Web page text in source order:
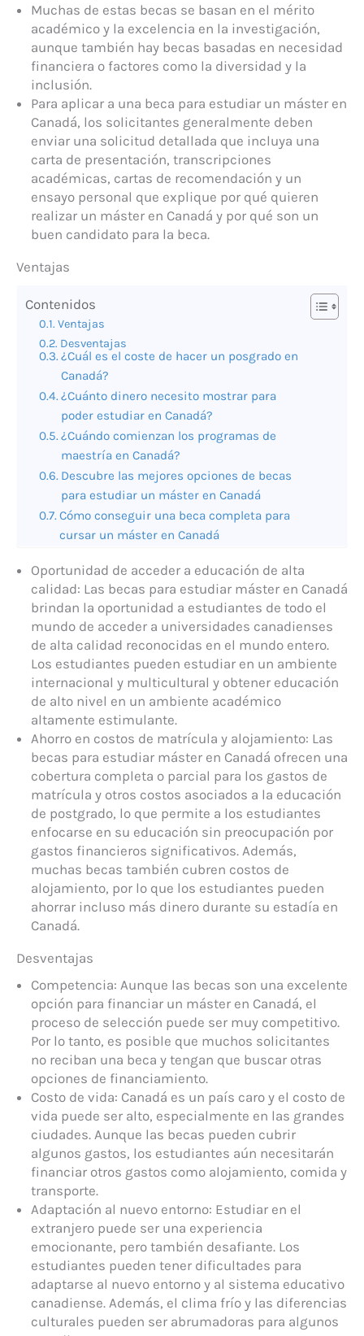
Muchas de estas becas se basan en el mérito
académico y la excelencia en la investigación,
aunque también hay becas basadas en necesidad
financiera o factores como la diversidad y la
inclusión.
Para aplicar a una beca para estudiar un máster en
Canadá, los solicitantes generalmente deben
enviar una solicitud detallada que incluya una
carta de presentación, transcripciones
académicas, cartas de recomendación y un
ensayo personal que explique por qué quieren
realizar un máster en Canadá y por qué son un
buen candidato para la beca.
Ventajas
Contenidos
Ventajas
Desventajas
¿Cuál es el coste de hacer un posgrado en
Canadá?
¿Cuánto dinero necesito mostrar para
poder estudiar en Canadá?
¿Cuándo comienzan los programas de
maestría en Canadá?
Descubre las mejores opciones de becas
para estudiar un máster en Canadá
Cómo conseguir una beca completa para
cursar un máster en Canadá
Oportunidad de acceder a educación de alta
calidad: Las becas para estudiar máster en Canadá
brindan la oportunidad a estudiantes de todo el
mundo de acceder a universidades canadienses
de alta calidad reconocidas en el mundo entero.
Los estudiantes pueden estudiar en un ambiente
internacional y multicultural y obtener educación
de alto nivel en un ambiente académico
altamente estimulante.
Ahorro en costos de matrícula y alojamiento: Las
becas para estudiar máster en Canadá ofrecen una
cobertura completa o parcial para los gastos de
matrícula y otros costos asociados a la educación
de postgrado, lo que permite a los estudiantes
enfocarse en su educación sin preocupación por
gastos financieros significativos. Además,
muchas becas también cubren costos de
alojamiento, por lo que los estudiantes pueden
ahorrar incluso más dinero durante su estadía en
Canadá.
Desventajas
Competencia: Aunque las becas son una excelente
opción para financiar un máster en Canadá, el
proceso de selección puede ser muy competitivo.
Por lo tanto, es posible que muchos solicitantes
no reciban una beca y tengan que buscar otras
opciones de financiamiento.
Costo de vida: Canadá es un país caro y el costo de
vida puede ser alto, especialmente en las grandes
ciudades. Aunque las becas pueden cubrir
algunos gastos, los estudiantes aún necesitarán
financiar otros gastos como alojamiento, comida y
transporte.
Adaptación al nuevo entorno: Estudiar en el
extranjero puede ser una experiencia
emocionante, pero también desafiante. Los
estudiantes pueden tener dificultades para
adaptarse al nuevo entorno y al sistema educativo
canadiense. Además, el clima frío y las diferencias
culturales pueden ser abrumadoras para algunos